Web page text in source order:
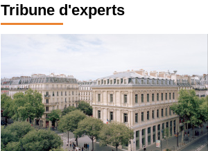
Tribune d'experts